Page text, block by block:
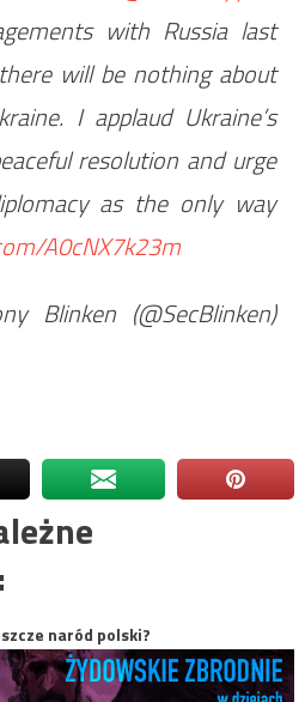
with Russia last
will be nothing about
I applaud Ukraine’s
resolution and urge
as the only way
A0cNX7k23m
Blinken (@SecBlinken)
naród polski?